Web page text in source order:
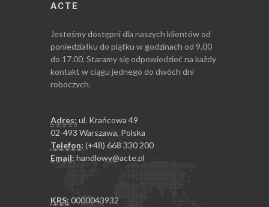
ACTE
Jesteśmy dostępni dla naszych klientów od
poniedziałku do piątku w godzinach od 9.00
do 17.00. Staramy się odpowiedzieć na każdy
kontakt w ciągu jednego do dwóch dni
roboczych.
Adres: ul. Krańcowa 49
02-493 Warszawa, Polska
Telefon: (+48) 668 330 200
Email: handlowy@acte.pl
KRS: 0000043932